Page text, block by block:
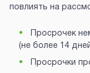
повлиять на
Просрочек
(не более 14
Просрочки